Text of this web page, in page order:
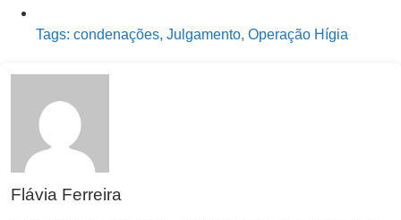
Tags: condenações, Julgamento, Operação Hígia
Flávia Ferreira